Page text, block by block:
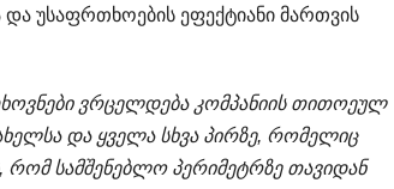
და უსაფრთხოების ეფექტიანი მართვის
ვრცელდება კომპანიის თითოეულ
და ყველა სხვა პირზე, რომელიც
რომ სამშენებლო პერიმეტრზე თავიდან